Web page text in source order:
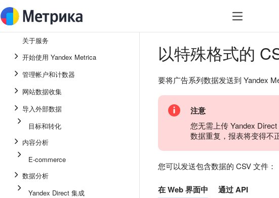
关于服务
开始使用 Yandex Metrica
管理帐户和计数器
网站数据收集
导入外部数据
目标和转化
内容分析
E-commerce
数据分析
Yandex Direct 集成
以特殊格式的
要将广告系列数据发送到 Yandex
注意
您无需上传 Yandex
数据重复，报表将变得不正
您可以发送包含数据的 CSV 文件：
在 Web 界面中 通过 API